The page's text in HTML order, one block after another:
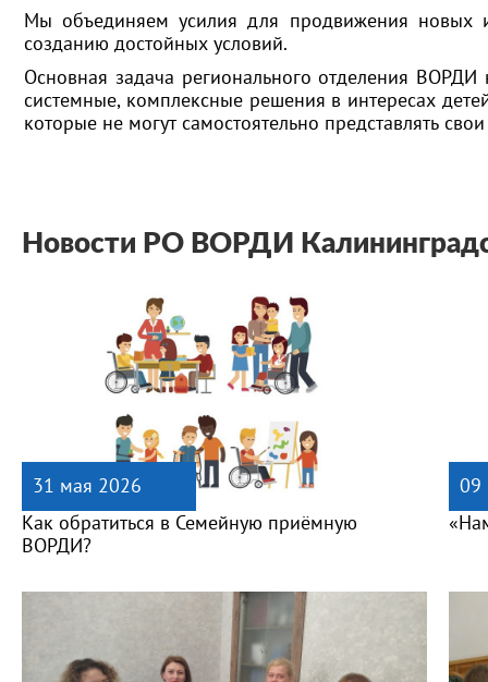
Мы объединяем усилия для продвижения новых
созданию достойных условий.
Основная задача регионального отделения
системные, комплексные решения в интересах
которые не могут самостоятельно представлять
Новости РО ВОРДИ
31 мая 2026
Как обратиться в Семейную приёмную
ВОРДИ?
09